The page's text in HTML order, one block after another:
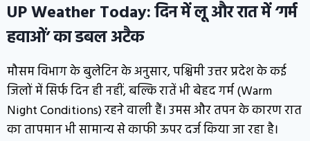
UP Weather Today:दिन में लू और रात में ‘गर्म
हवाओं’ का डबल अटैक
मौसम विभाग के बुलेटिन के अनुसार, पश्चिमी उत्तर प्रदेश के कई
जिलों में सिर्फ दिन ही नहीं, बल्कि रातें भी बेहद गर्म (Warm
Night Conditions) रहने वाली हैं। उमस और तपन के कारण रात
का तापमान भी सामान्य से काफी ऊपर दर्ज किया जा रहा है।